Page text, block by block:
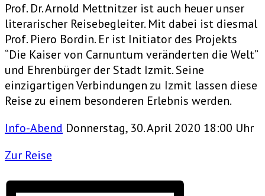
Prof. Dr. Arnold Mettnitzer ist auch heuer unser
literarischer Reisebegleiter. Mit dabei ist diesmal
Prof. Piero Bordin. Er ist Initiator des Projekts
“Die Kaiser von Carnuntum veränderten die Welt”
und Ehrenbürger der Stadt Izmit. Seine
einzigartigen Verbindungen zu Izmit lassen diese
Reise zu einem besonderen Erlebnis werden.
Info-Abend Donnerstag, 30. April 2020 18:00 Uhr
Zur Reise